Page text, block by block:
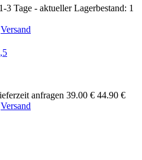
Versand
39.00 € 44.90 €
Versand